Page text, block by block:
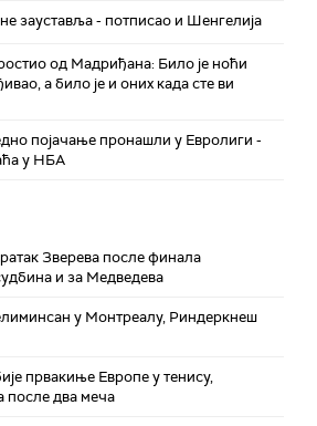
зауставља - потписао и Шенгелија
од Мадриђана: Било је ноћи
а било је и оних када сте ви
појачање пронашли у Евролиги -
у НБА
Зверева после финала
и за Медведева
у Монтреалу, Риндеркнеш
првакиње Европе у тенису,
после два меча